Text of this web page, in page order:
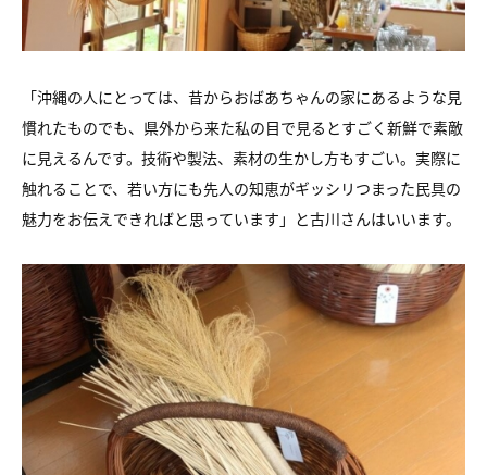
「沖縄の人にとっては、昔からおばあちゃんの家にあるような見
慣れたものでも、県外から来た私の目で見るとすごく新鮮で素敵
に見えるんです。技術や製法、素材の生かし方もすごい。実際に
触れることで、若い方にも先人の知恵がギッシリつまった民具の
魅力をお伝えできればと思っています」と古川さんはいいます。